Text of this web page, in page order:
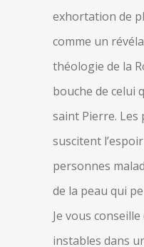
exhortation de
comme un
théologie de la
bouche de celui
saint Pierre. Les
suscitent
personnes
de la peau qui
Je vous
instables dans